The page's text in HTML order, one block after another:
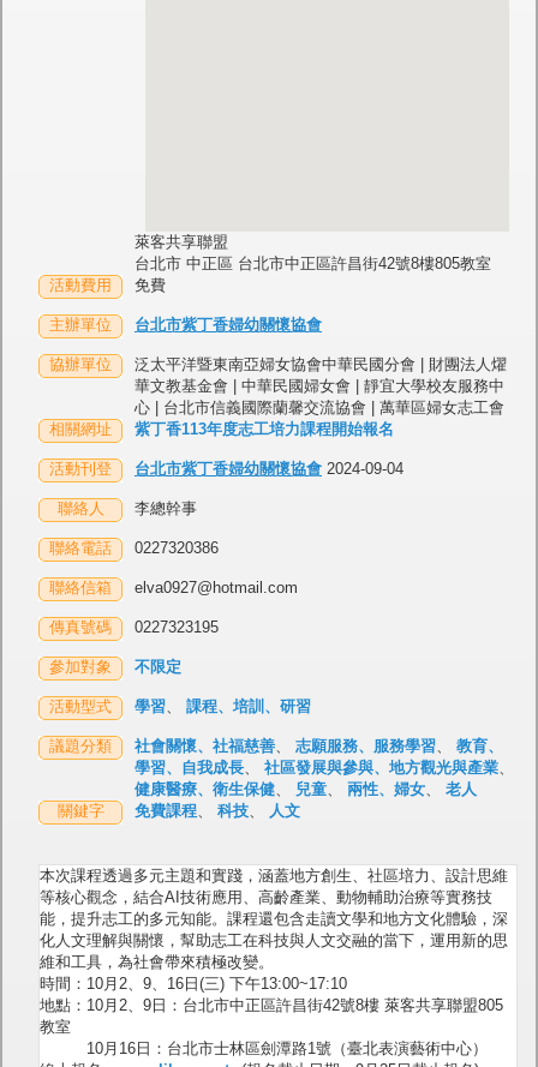
萊客共享聯盟
台北市 中正區 台北市中正區許昌街42號8樓805教室
活動費用
免費
主辦單位 台北市紫丁香婦幼關懷協會
協辦單位
泛太平洋暨東南亞婦女協會中華民國分會 | 財團法人燿
華文教基金會 | 中華民國婦女會 | 靜宜大學校友服務中
心 | 台北市信義國際蘭馨交流協會 | 萬華區婦女志工會
相關網址
紫丁香113年度志工培力課程開始報名
活動刊登 台北市紫丁香婦幼關懷協會 2024-09-04
聯絡人 李總幹事
聯絡電話 0227320386
聯絡信箱 elva0927@hotmail.com
傳真號碼 0227323195
參加對象 不限定
活動型式 學習、 課程、培訓、研習
議題分類 社會關懷、社福慈善、 志願服務、服務學習、 教育、
學習、自我成長、 社區發展與參與、地方觀光與產業、
健康醫療、衛生保健、 兒童、 兩性、婦女、 老人
關鍵字
免費課程、 科技、 人文
本次課程透過多元主題和實踐，涵蓋地方創生、社區培力、設計思維
等核心觀念，結合AI技術應用、高齡產業、動物輔助治療等實務技
能，提升志工的多元知能。課程還包含走讀文學和地方文化體驗，深
化人文理解與關懷，幫助志工在科技與人文交融的當下，運用新的思
維和工具，為社會帶來積極改變。
時間：10月2、9、16日(三) 下午13:00~17:10
地點：10月2、9日：台北市中正區許昌街42號8樓 萊客共享聯盟805
教室
10月16日：台北市士林區劍潭路1號（臺北表演藝術中心）